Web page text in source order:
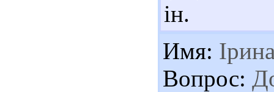
ін.
Имя:
Вопрос: